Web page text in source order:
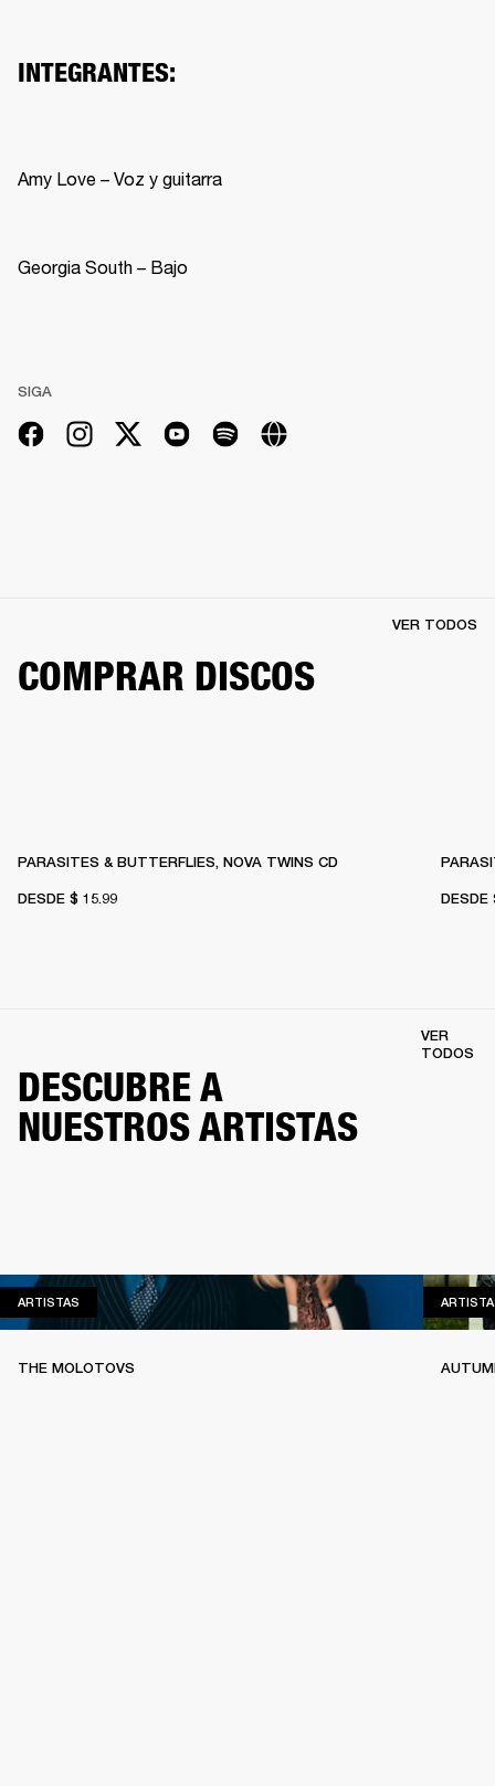
INTEGRANTES:
Amy Love – Voz y guitarra
Georgia South – Bajo
SIGA
COMPRAR DISCOS
VER TODOS
PARASITES & BUTTERFLIES, NOVA TWINS CD
DESDE $ 15.99 DESDE
DESCUBRE A
NUESTROS ARTISTAS
VER
TODOS
ARTISTAS ARTISTAS
THE MOLOTOVS